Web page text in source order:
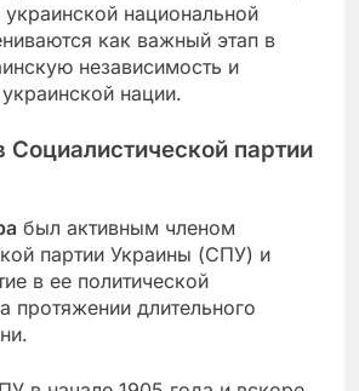
украинской национальной
как важный этап в
независимость и
нации.
Социалистической партии
был активным членом
партии Украины (СПУ) и
в ее политической
протяжении длительного